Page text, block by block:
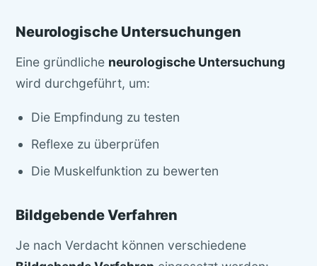
Neurologische Untersuchungen
Eine gründliche neurologische Untersuchung
wird durchgeführt, um:
Die Empfindung zu testen
Reflexe zu überprüfen
Die Muskelfunktion zu bewerten
Bildgebende Verfahren
Je nach Verdacht können verschiedene